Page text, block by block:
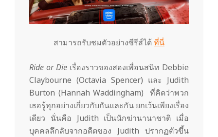
สามารถรับชมตัวอย่างซีรีส์ได้ ที่นี่
Ride or Die เรื่องราวของสองเพื่อนสนิท Debbie
Claybourne (Octavia Spencer) และ Judith
Burton (Hannah Waddingham) ที่คิดว่าพวก
เธอรู้ทุกอย่างเกี่ยวกับกันและกัน ยกเว้นเพียงเรื่อง
เดียว นั่นคือ Judith เป็นนักฆ่านานาชาติ เมื่อ
บุคคลลึกลับจากอดีตของ Judith ปรากฏตัวขึ้น